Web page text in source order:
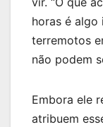
horas é algo
terremotos
não podem
Embora ele
atribuem